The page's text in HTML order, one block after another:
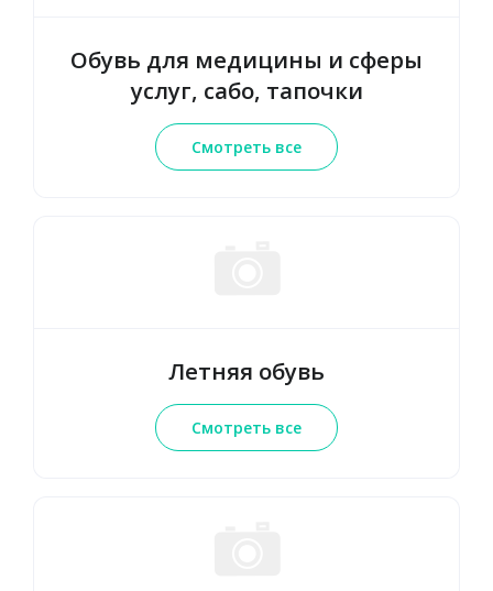
Обувь для медицины и сферы
услуг, сабо, тапочки
Смотреть все
Летняя обувь
Смотреть все